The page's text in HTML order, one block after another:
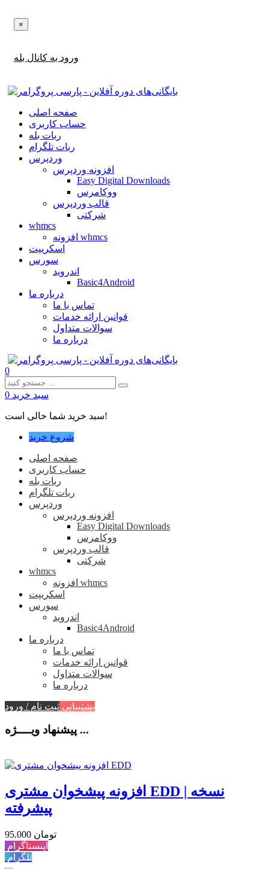
×
ورود به کانال بله
صفحه اصلی
حساب کاربری
ربات بله
ربات تلگرام
وردپرس
افزونه وردپرس
Easy Digital Downloads
ووکامرس
قالب وردپرس
شرکتی
whmcs
افزونه whmcs
اسکریپت
سورس
اندروید
Basic4Android
درباره ما
تماس با ما
قوانین ارائه خدمات
سوالات متداول
درباره ما
0
سبد خرید 0
سبد خرید شما خالی است!
شروع خرید
صفحه اصلی
حساب کاربری
ربات بله
ربات تلگرام
وردپرس
افزونه وردپرس
Easy Digital Downloads
ووکامرس
قالب وردپرس
شرکتی
whmcs
افزونه whmcs
اسکریپت
سورس
اندروید
Basic4Android
درباره ما
تماس با ما
قوانین ارائه خدمات
سوالات متداول
درباره ما
پشتیبانی ثبت نام / ورود
پیشنهاد ویــــژه ...
افزونه پیشخوان مشتری EDD | نسخه
پیشرفته
95.000 تومان
اینستاگرام
تلگرام